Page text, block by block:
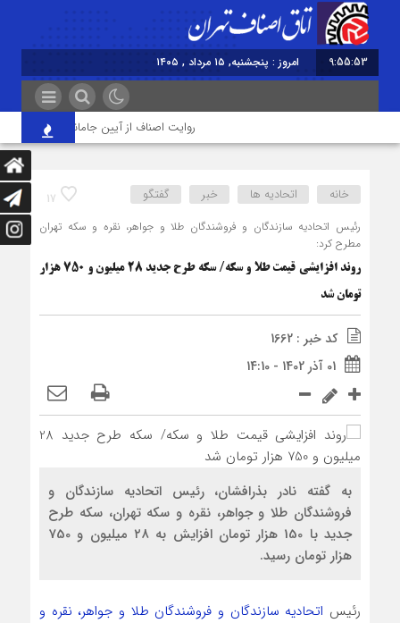
9:55:53 امروز : پنجشنبه, ۱۵ مرداد , ۱۴۰۵
روایت اصناف از آیین جاماندگان اربعین در
17 خانه اتحادیه ها خبر گفتگو
رئیس اتحادیه سازندگان و فروشندگان طلا و جواهر، نقره و سکه تهران
مطرح کرد:
روند افزایشی قیمت طلا و سکه/ سکه طرح جدید 28 میلیون و 750 هزار
تومان شد
کد خبر : 1662
01 آذر 1402 - 14:10
به گفته نادر بذرافشان، رئیس اتحادیه سازندگان و
فروشندگان طلا و جواهر، نقره و سکه تهران، سکه طرح
جدید با 150 هزار تومان افزایش به ۲۸ میلیون و 750
هزار تومان رسید.
رئیس اتحادیه سازندگان و فروشندگان طلا و جواهر، نقره و